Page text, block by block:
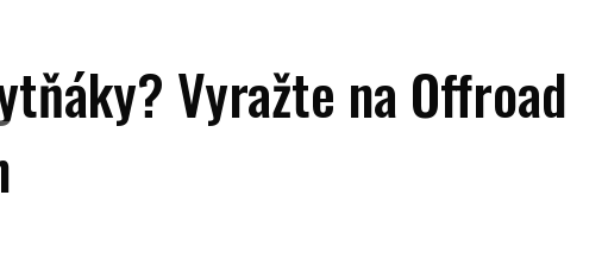
Vyražte na Offroad